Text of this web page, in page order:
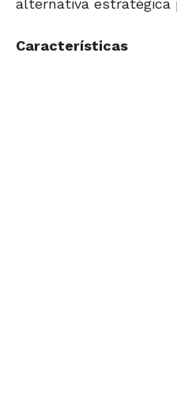
alternativa estratégica
Características